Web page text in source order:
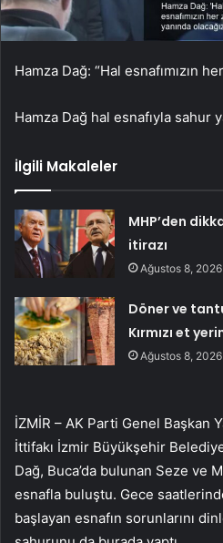
Hamza Dağ: “Hal esnafımızın
Hamza Dağ hal esnafıyla sahur
İlgili Makaleler
MHP’den
itirazı
Ağustos 8, 2026
Döner ve
Kırmızı et
Ağustos 8, 2026
İZMİR – AK Parti Genel Başkan
İttifakı İzmir Büyükşehir
Dağ, Buca’da bulunan Seze ve
esnafla buluştu. Gece
başlayan esnafın sorunlarını